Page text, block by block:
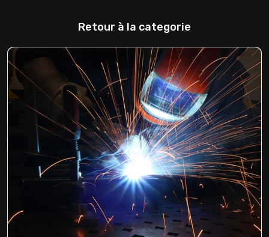
Retour à la categorie